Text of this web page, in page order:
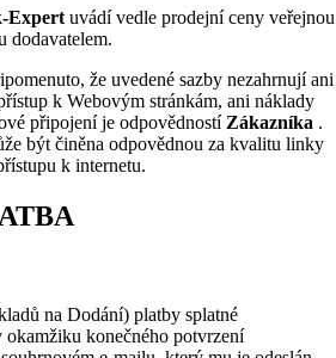
Expert uvádí vedle prodejní ceny veřejnou
dodavatelem.
že uvedené sazby nezahrnují ani
k Webovým stránkám, ani náklady
připojení je odpovědností Zákazníka .
být činěna odpovědnou za kvalitu linky
k internetu.
na Dodání) platby splatné
okamžiku konečného potvrzení